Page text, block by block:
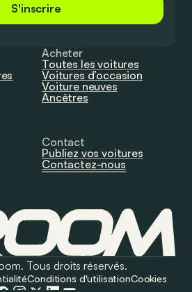
S'inscrire
Acheter
Toutes les voitures
Voitures d’occasion
Voiture neuves
Ancêtres
Contact
Publiez vos voitures
Contactez-nous
Tous droits réservés.
Conditions d'utilisationCookies